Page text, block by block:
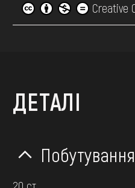
Creative
ДЕТАЛІ
Побутування